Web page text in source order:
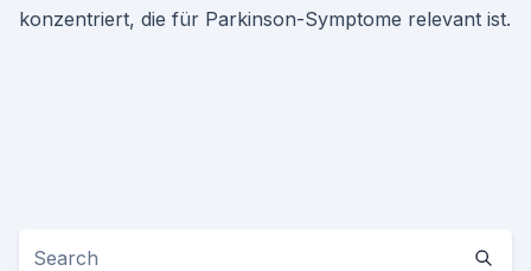
konzentriert, die für Parkinson-Symptome relevant ist.